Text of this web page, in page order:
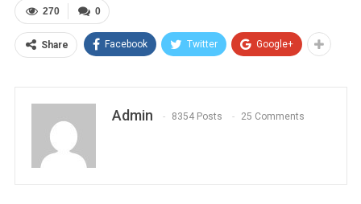
0
270
Share Facebook Twitter Google+
Admin 8354 Posts 25 Comments